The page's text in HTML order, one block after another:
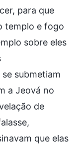
para que
templo e fogo
sobre eles
submetiam
a Jeová no
de
que elas